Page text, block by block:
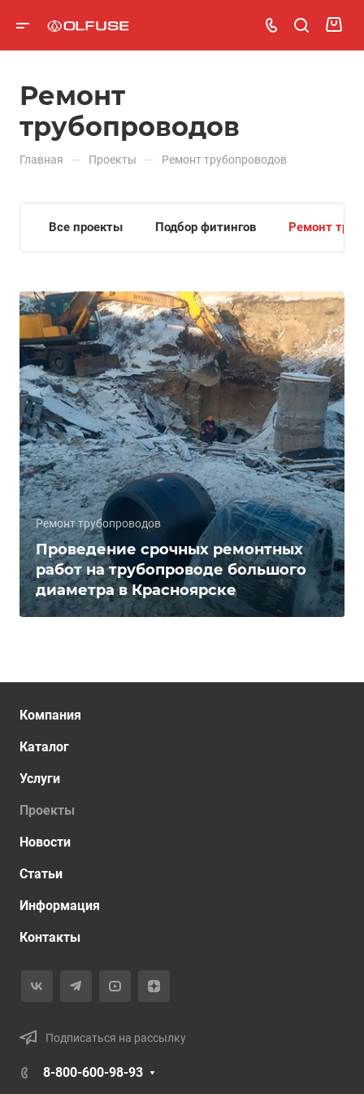
Ремонт
трубопроводов
Главная — Проекты — Ремонт трубопроводов
Все проекты Подбор фитингов Ремонт
Ремонт трубопроводов
Проведение срочных ремонтных
работ на трубопроводе большого
диаметра в Красноярске
Компания
Каталог
Услуги
Проекты
Новости
Статьи
Информация
Контакты
Подписаться на рассылку
8-800-600-98-93